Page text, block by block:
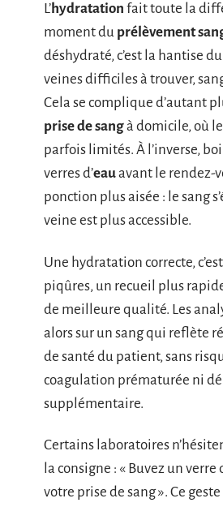
L’hydratation fait toute la
moment du prélèvement
déshydraté, c’est la hantise
veines difficiles à trouver,
Cela se complique d’autant
prise de sangà domicile, où
parfois limités. À l’inverse,
verres d’eauavant le rendez-
ponction plus aisée : le sang
veine est plus accessible.
Une hydratation correcte,
piqûres, un recueil plus
de meilleure qualité. Les
alors sur un sang qui reflète
de santé du patient, sans
coagulation prématurée ni
supplémentaire.
Certains laboratoires
la consigne : « Buvez un verre
votre prise de sang ». Ce